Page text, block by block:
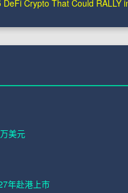
DeFi Crypto That Could RALLY
美元
年赴港上市